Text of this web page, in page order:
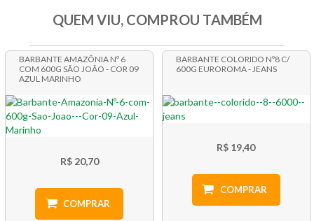
QUEM VIU, COMPROU TAMBÉM
BARBANTE AMAZÔNIA Nº 6
COM 600G SÃO JOÃO - COR 09
AZUL MARINHO
R$ 20,70
COMPRAR
BARBANTE COLORIDO Nº8 C/
600G EUROROMA - JEANS
R$ 19,40
COMPRAR